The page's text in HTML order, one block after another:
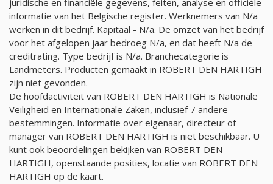
informatie van het Belgische register. Werknemers van N/a
werken in dit bedrijf. Kapitaal - N/a. De omzet van het bedrijf
voor het afgelopen jaar bedroeg N/a, en dat heeft N/a de
creditrating. Type bedrijf is N/a. Branchecategorie is
Landmeters. Producten gemaakt in ROBERT DEN HARTIGH
zijn niet gevonden.
De hoofdactiviteit van ROBERT DEN HARTIGH is Nationale
Veiligheid en Internationale Zaken, inclusief 7 andere
bestemmingen. Informatie over eigenaar, directeur of
manager van ROBERT DEN HARTIGH is niet beschikbaar. U
kunt ook beoordelingen bekijken van ROBERT DEN
HARTIGH, openstaande posities, locatie van ROBERT DEN
HARTIGH op de kaart.